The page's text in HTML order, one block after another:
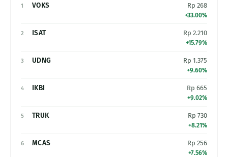
1 VOKS Rp 268
+33.00%
2 ISAT Rp 2.210
+15.79%
3 UDNG Rp 1.375
+9.60%
4 IKBI Rp 665
+9.02%
5 TRUK Rp 730
+8.21%
6 MCAS Rp 256
+7.56%